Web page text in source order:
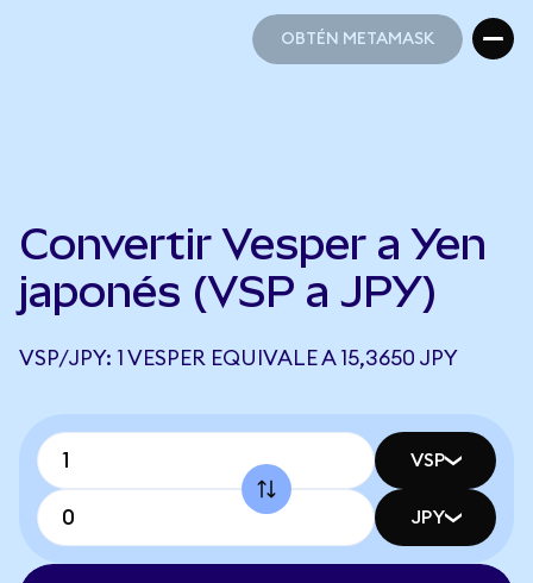
OBTÉN METAMASK
Convertir Vesper a Yen
japonés (VSP a JPY)
VSP/JPY: 1 VESPER EQUIVALE A 15,3650 JPY
VSP
JPY